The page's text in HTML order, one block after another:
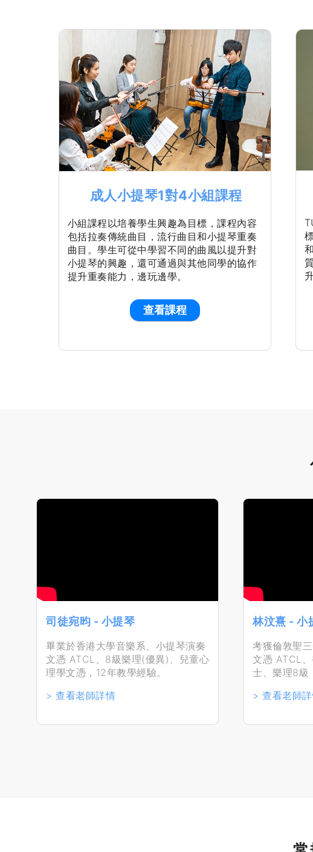
成人小提琴1對4小組課程
小組課程以培養學生興趣為目標，課程內容
包括拉奏傳統曲目，流行曲目和小提琴重奏
曲目。學生可從中學習不同的曲風以提升對
小提琴的興趣，還可通過與其他同學的協作
提升重奏能力，邊玩邊學。
查看課程
司徒宛昀 - 小提琴
畢業於香港大學音樂系、小提琴演奏
文憑 ATCL、8級樂理(優異)、兒童心
理學文憑，12年教學經驗。
> 查看老師詳情
林汶熹 - 小
考獲倫敦聖
文憑 ATCL
士、樂理8級
> 查看老師